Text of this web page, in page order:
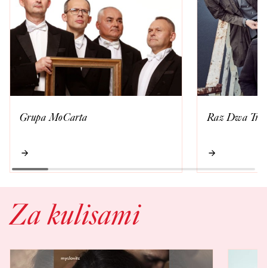
Grupa MoCarta Raz Dwa
Za kulisami